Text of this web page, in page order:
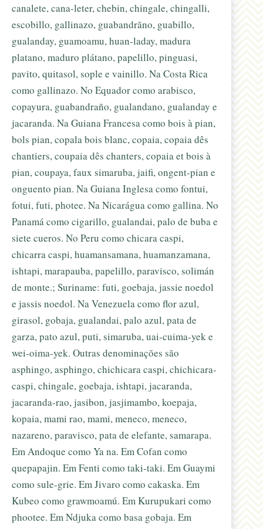
canalete, cana-leter, chebin, chingale, chingalli,
escobillo, gallinazo, guabandrãno, guabillo,
gualanday, guamoamu, huan-laday, madura
platano, maduro plátano, papelillo, pinguasi,
pavito, quitasol, sople e vainillo. Na Costa Rica
como gallinazo. No Equador como arabisco,
copayura, guabandraño, gualandano, gualanday e
jacaranda. Na Guiana Francesa como bois à pian,
bols pian, copala bois blanc, copaia, copaia dês
chantiers, coupaia dês chanters, copaia et bois à
pian, coupaya, faux simaruba, jaifi, ongent-pian e
onguento pian. Na Guiana Inglesa como fontui,
fotui, futi, photee. Na Nicarágua como gallina. No
Panamá como cigarillo, gualandai, palo de buba e
siete cueros. No Peru como chicara caspi,
chicarra caspi, huamansamana, huamanzamana,
ishtapi, marapauba, papelillo, paravisco, solimán
de monte.; Suriname: futi, goebaja, jassie noedol
e jassis noedol. Na Venezuela como flor azul,
girasol, gobaja, gualandai, palo azul, pata de
garza, pato azul, puti, simaruba, uai-cuima-yek e
wei-oima-yek. Outras denominações são
asphingo, asphingo, chichicara caspi, chichicara-
caspi, chingale, goebaja, ishtapi, jacaranda,
jacaranda-rao, jasibon, jasjimambo, koepaja,
kopaia, mami rao, mami, meneco, meneco,
nazareno, paravisco, pata de elefante, samarapa.
Em Andoque como Ya na. Em Cofan como
quepapajin. Em Fenti como taki-taki. Em Guaymi
como sule-grie. Em Jivaro como cakaska. Em
Kubeo como grawmoamú. Em Kurupukari como
phootee. Em Ndjuka como basa gobaja. Em